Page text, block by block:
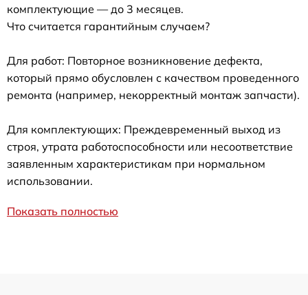
комплектующие — до 3 месяцев.
Что считается гарантийным случаем?
Для работ: Повторное возникновение дефекта,
который прямо обусловлен с качеством проведенного
ремонта (например, некорректный монтаж запчасти).
Для комплектующих: Преждевременный выход из
строя, утрата работоспособности или несоответствие
заявленным характеристикам при нормальном
использовании.
Показать полностью